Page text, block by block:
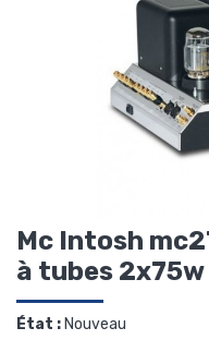
Mc Intosh
à tubes 2x75w
État :Nouveau